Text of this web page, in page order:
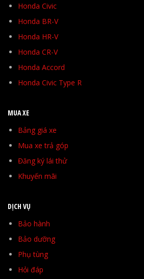
Honda Civic
Honda BR-V
Honda HR-V
Honda CR-V
Honda Accord
Honda Civic Type R
MUA XE
Bảng giá xe
Mua xe trả góp
Đăng ký lái thử
Khuyến mãi
DỊCH VỤ
Bảo hành
Bảo dưỡng
Phụ tùng
Hỏi đáp